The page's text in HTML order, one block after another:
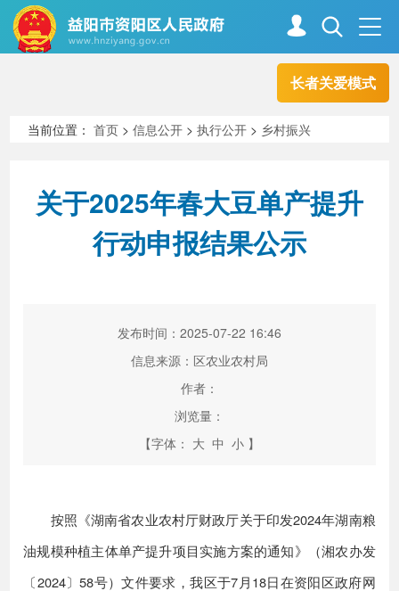
长者关爱模式
走进资阳
新闻中心 解读回应
当前位置：首页 >信息公开 >执行公开 > 乡村振兴
关于2025年春大豆单产提升
行动申报结果公示
发布时间：2025-07-22 16:46
信息来源：区农业农村局
作者：
浏览量：
【字体： 大 中 小 】
按照《湖南省农业农村厅财政厅关于印发2024年湖南粮
油规模种植主体单产提升项目实施方案的通知》（湘农办发
〔2024〕58号）文件要求，我区于7月18日在资阳区政府网